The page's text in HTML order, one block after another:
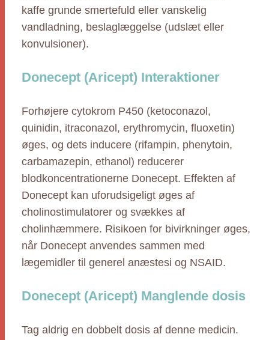
kaffe grunde smertefuld eller vanskelig
vandladning, beslaglæggelse (udslæt eller
konvulsioner).
Donecept (Aricept) Interaktioner
Forhøjere cytokrom P450 (ketoconazol,
quinidin, itraconazol, erythromycin, fluoxetin)
øges, og dets inducere (rifampin, phenytoin,
carbamazepin, ethanol) reducerer
blodkoncentrationerne Donecept. Effekten af
Donecept kan uforudsigeligt øges af
cholinostimulatorer og svækkes af
cholinhæmmere. Risikoen for bivirkninger øges,
når Donecept anvendes sammen med
lægemidler til generel anæstesi og NSAID.
Donecept (Aricept) Manglende dosis
Tag aldrig en dobbelt dosis af denne medicin.